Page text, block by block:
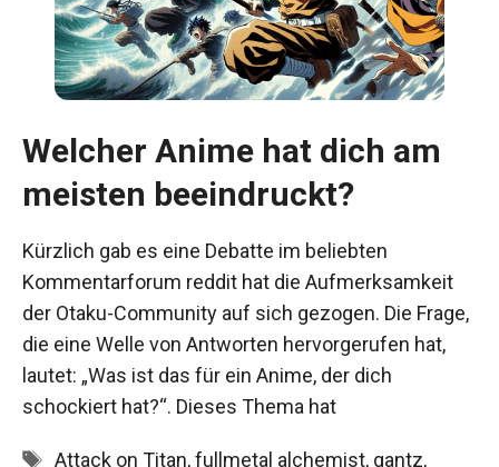
Welcher Anime hat dich am
meisten beeindruckt?
Kürzlich gab es eine Debatte im beliebten
Kommentarforum reddit hat die Aufmerksamkeit
der Otaku-Community auf sich gezogen. Die Frage,
die eine Welle von Antworten hervorgerufen hat,
lautet: „Was ist das für ein Anime, der dich
schockiert hat?“. Dieses Thema hat
Schlagwörter
Attack on Titan,fullmetal alchemist, gantz,